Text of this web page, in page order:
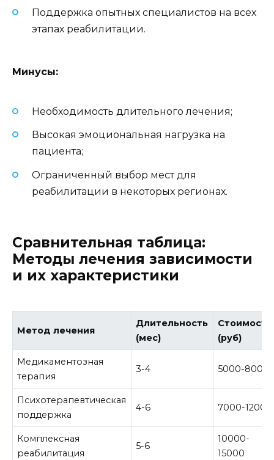
Поддержка опытных специалистов на всех
этапах реабилитации.
Минусы:
Необходимость длительного лечения;
Высокая эмоциональная нагрузка на
пациента;
Ограниченный выбор мест для
реабилитации в некоторых регионах.
Сравнительная таблица:
Методы лечения зависимости
и их характеристики
Метод лечения
Длительность
(мес)
Стоимость
(руб)
Медикаментозная
терапия
3-4 5000-8000
Психотерапевтическая
поддержка
4-6 7000-12000
Комплексная
реабилитация
5-6
10000-
15000